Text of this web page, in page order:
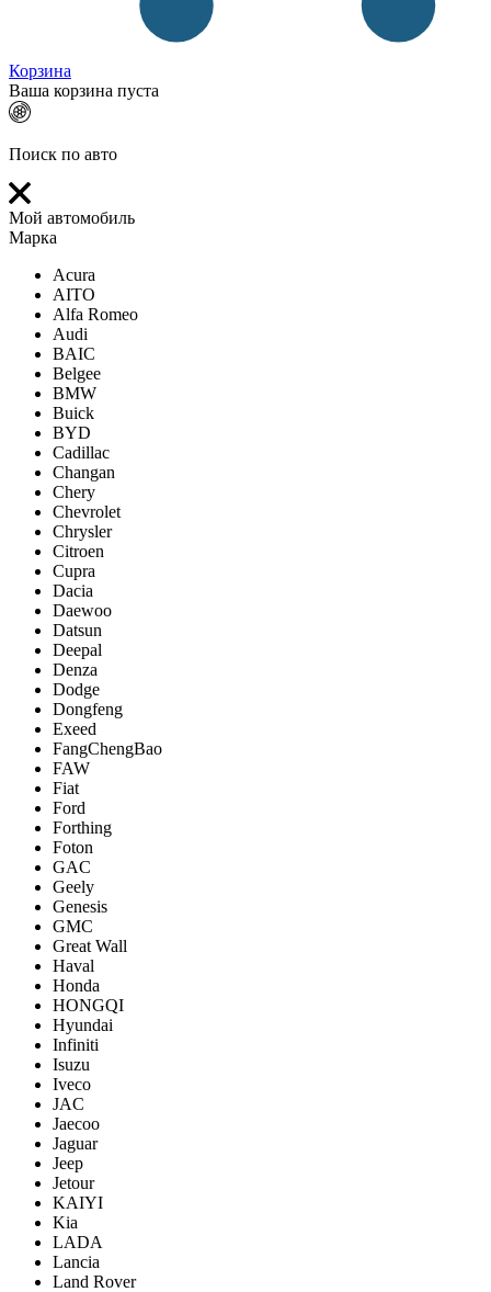
Корзина
Ваша корзина пуста
Поиск по авто
Мой автомобиль
Марка
Acura
AITO
Alfa Romeo
Audi
BAIC
Belgee
BMW
Buick
BYD
Cadillac
Changan
Chery
Chevrolet
Chrysler
Citroen
Cupra
Dacia
Daewoo
Datsun
Deepal
Denza
Dodge
Dongfeng
Exeed
FangChengBao
FAW
Fiat
Ford
Forthing
Foton
GAC
Geely
Genesis
GMC
Great Wall
Haval
Honda
HONGQI
Hyundai
Infiniti
Isuzu
Iveco
JAC
Jaecoo
Jaguar
Jeep
Jetour
KAIYI
Kia
LADA
Lancia
Land Rover